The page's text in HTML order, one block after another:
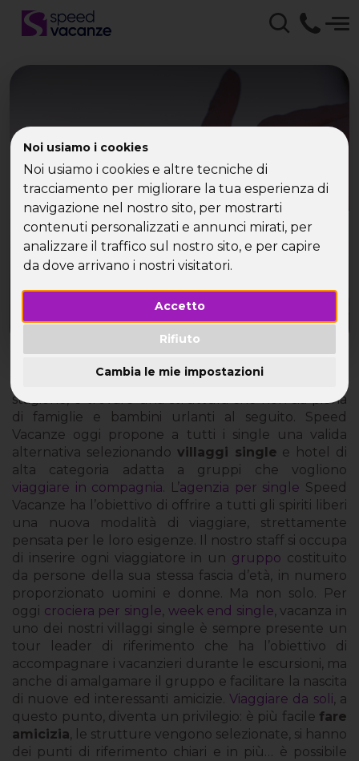
Noi usiamo i cookies
Noi usiamo i cookies e altre tecniche di
tracciamento per migliorare la tua esperienza di
navigazione nel nostro sito, per mostrarti
contenuti personalizzati e annunci mirati, per
analizzare il traffico sul nostro sito, e per capire
da dove arrivano i nostri visitatori.
Accetto
Rifiuto
Cambia le mie impostazioni
VILLAGGI SINGLE
Non è facile partire in vacanza al mare, magari in alta
stagione, e trovare una struttura che non sia piena
di famiglie e bambini urlanti al seguito. Speed
Vacanze oggi propone a tutti i single una valida
alternativa selezionando villaggi single e hotel di
alta categoria adatta a gruppi che vogliono
viaggiare in compagnia. L’agenzia per single Speed
Vacanze ha l’obiettivo di offrire a tutti gli spiriti liberi
una nuova modalità di viaggiare, strettamente
pensata per le loro esigenze. Il nostro staff si occupa
di inserire ogni viaggiatore in un gruppo costituito
da persone della sua stessa fascia d’età, in numero
proporzionato uomini e donne. Ma non solo. Per
oggi crociera per single, week end single, vacanza in
uno dei nostri villaggi single è sempre presente un
tour leader di riferimento che ha l’obiettivo di
accompagnare i vacanzieri durante le escursioni, ma
anche di amalgamare il gruppo e facilitare la nascita
di nuove ed interessanti amicizie. Viaggiare da soli, a
questo punto, diventa un privilegio: è più facile fare
amicizia, le strutture vengono selezionate, si hanno
dei punti di riferimento chiari e in più… è possibile